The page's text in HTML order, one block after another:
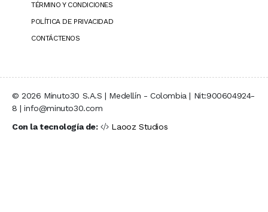
TÉRMINO Y CONDICIONES
POLÍTICA DE PRIVACIDAD
CONTÁCTENOS
© 2026 Minuto30 S.A.S | Medellín - Colombia | Nit:900604924-
8 | info@minuto30.com
Con la tecnología de:
Laooz Studios